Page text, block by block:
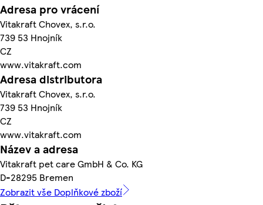
Adresa pro vrácení
Vitakraft Chovex, s.r.o.
739 53 Hnojník
CZ
www.vitakraft.com
Adresa distributora
Vitakraft Chovex, s.r.o.
739 53 Hnojník
CZ
www.vitakraft.com
Název a adresa
Vitakraft pet care GmbH & Co. KG
D-28295 Bremen
Zobrazit vše Doplňkové zboží